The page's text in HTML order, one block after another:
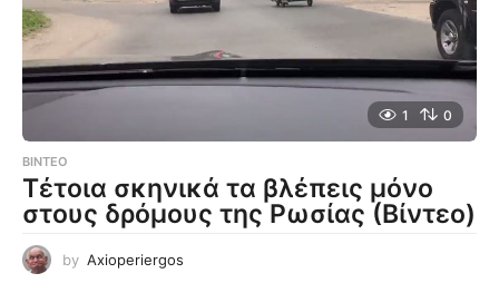
1 0
ΒΊΝΤΕΟ
Τέτοια σκηνικά τα βλέπεις μόνο
στους δρόμους της Ρωσίας (Βίντεο)
by Axioperiergos